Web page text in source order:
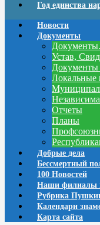
Год единства
Новости
Документы
Устав,
Документы
Локальные
Отчеты
Планы
Добрые дела
Бессмертный
100 Новостей
Наши филиалы
Рубрика
Календари
Карта сайта